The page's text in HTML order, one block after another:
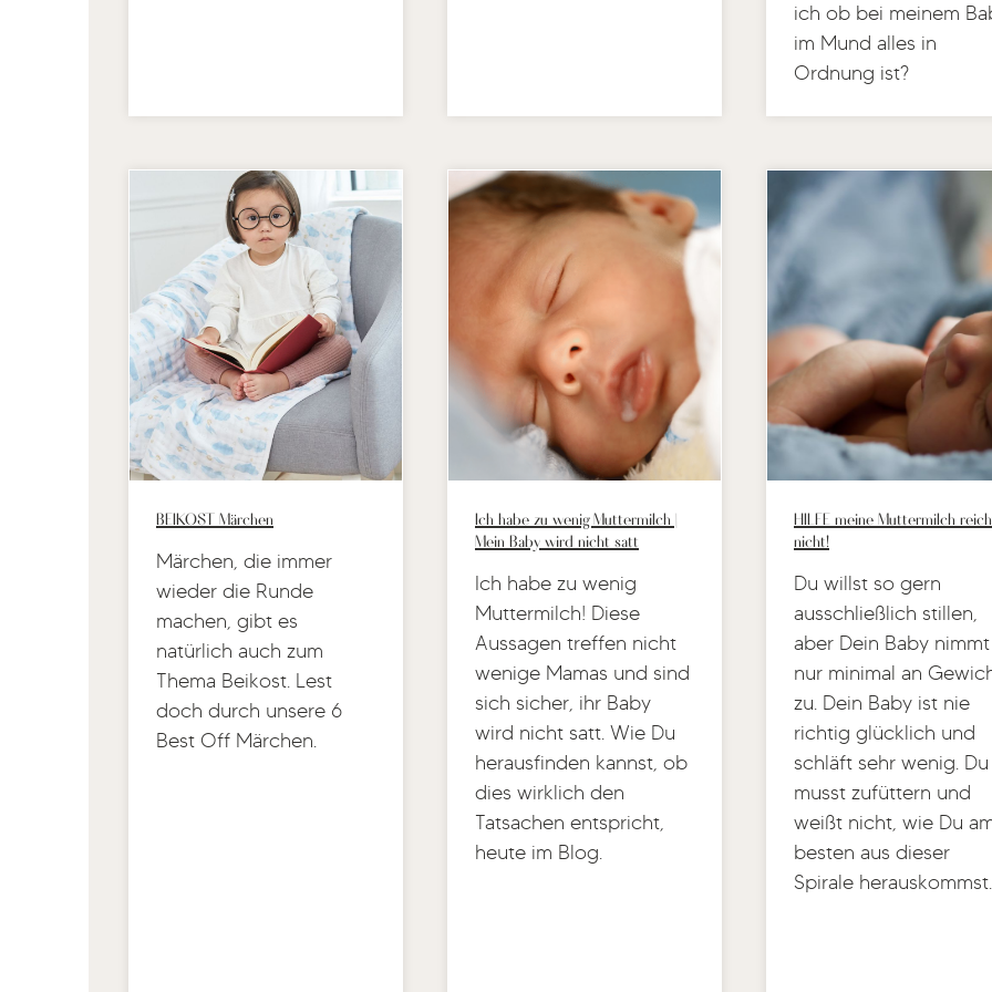
ich ob bei meinem
im Mund alles in
Ordnung ist?
BEIKOST Märchen
Märchen, die immer
wieder die Runde
machen, gibt es
natürlich auch zum
Thema Beikost. Lest
doch durch unsere 6
Best Off Märchen.
Ich habe zu wenig Muttermilch |
Mein Baby wird nicht satt
Ich habe zu wenig
Muttermilch! Diese
Aussagen treffen nicht
wenige Mamas und sind
sich sicher, ihr Baby
wird nicht satt. Wie Du
herausfinden kannst, ob
dies wirklich den
Tatsachen entspricht,
heute im Blog.
HILFE meine Muttermilch
nicht!
Du willst so gern
ausschließlich stillen,
aber Dein Baby nimmt
nur minimal an
zu. Dein Baby ist nie
richtig glücklich und
schläft sehr wenig. Du
musst zufüttern und
weißt nicht, wie Du
besten aus dieser
Spirale herauskommst.